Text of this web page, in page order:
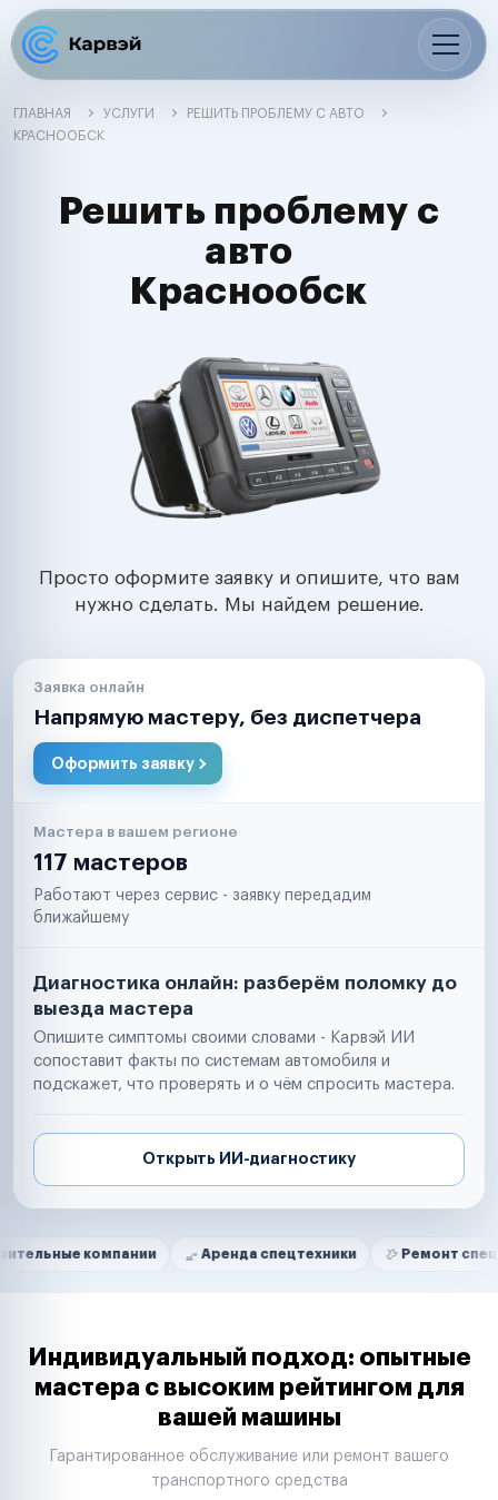
ГЛАВНАЯ УСЛУГИ
РЕШИТЬ ПРОБЛЕМУ С АВТО
КРАСНООБСК
Решить проблему с
авто
Краснообск
Просто оформите заявку и опишите, что вам
нужно сделать. Мы найдем решение.
Заявка онлайн
Напрямую мастеру, без диспетчера
Оформить заявку
Мастера в вашем регионе
117 мастеров
Работают через сервис - заявку передадим
ближайшему
Диагностика онлайн: разберём поломку до
выезда мастера
Опишите симптомы своими словами - Карвэй ИИ
сопоставит факты по системам автомобиля и
подскажет, что проверять и о чём спросить мастера.
Открыть ИИ-диагностику
Нам доверяют
Аренда спецтехники Ремонт спецтехники
Маркетплейсы
Таксопарки
Автодилеры
Строительные компании
Аренда спецтехники
Индивидуальный подход: опытные
мастера с высоким рейтингом для
вашей машины
Гарантированное обслуживание или ремонт вашего
транспортного средства